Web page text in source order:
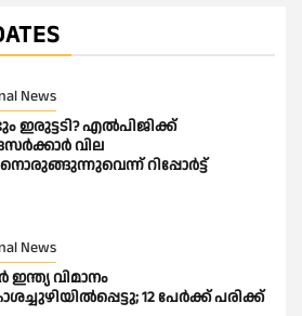
News
ഇരുട്ടടി? എല്‍പിജിക്ക്
വില
റിപ്പോർട്ട്
News
വിമാനം
12 പേർക്ക് പരിക്ക്